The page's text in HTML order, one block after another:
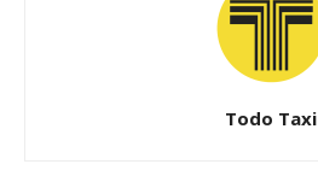
Todo Taxi